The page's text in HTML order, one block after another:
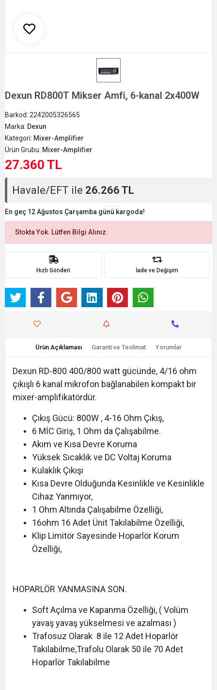
Dexun RD800T Mikser Amfi, 6-kanal 2x400W
Barkod: 2242005326565
Marka: Dexun
Kategori: Mixer-Amplifier
Ürün Grubu: Mixer-Amplifier
27.360 TL
Havale/EFT ile 26.266 TL
En geç 12 Ağustos Çarşamba günü kargoda!
Stokta Yok. Lütfen Bilgi Alınız.
Hızlı Gönderi İade ve Değişim
Ürün Açıklaması Garanti ve Teslimat Yorumlar
Dexun RD-800 400/800 watt gücünde, 4/16 ohm
çıkışlı 6 kanal mikrofon bağlanabilen kompakt bir
mixer-amplifikatördür.
Çıkış Gücü: 800W , 4-16 Ohm Çıkış,
6 MİC Giriş, 1 Ohm da Çalışabilme.
Akım ve Kısa Devre Koruma
Yüksek Sıcaklık ve DC Voltaj Koruma
Kulaklık Çıkışı
Kısa Devre Olduğunda Kesinlikle ve Kesinlikle
Cihaz Yanmıyor,
1 Ohm Altında Çalışabilme Özelliği,
16ohm 16 Adet Ünit Takılabilme Özelliği,
Klip Limitör Sayesinde Hoparlör Korum
Özelliği,
HOPARLÖR YANMASINA SON.
Soft Açılma ve Kapanma Özelliği, ( Volüm
yavaş yavaş yükselmesi ve azalması )
Trafosuz Olarak 8 ile 12 Adet Hoparlör
Takılabilme,Trafolu Olarak 50 ile 70 Adet
Hoparlör Takılabilme